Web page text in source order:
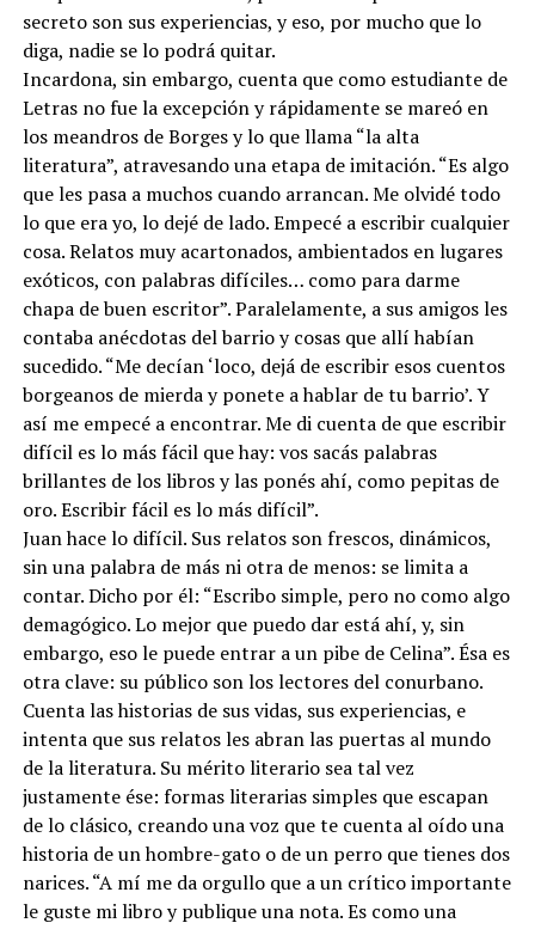
secreto son sus experiencias, y eso, por mucho que lo
diga, nadie se lo podrá quitar.
Incardona, sin embargo, cuenta que como estudiante de
Letras no fue la excepción y rápidamente se mareó en
los meandros de Borges y lo que llama “la alta
literatura”, atravesando una etapa de imitación. “Es algo
que les pasa a muchos cuando arrancan. Me olvidé todo
lo que era yo, lo dejé de lado. Empecé a escribir cualquier
cosa. Relatos muy acartonados, ambientados en lugares
exóticos, con palabras difíciles… como para darme
chapa de buen escritor”. Paralelamente, a sus amigos les
contaba anécdotas del barrio y cosas que allí habían
sucedido. “Me decían ‘loco, dejá de escribir esos cuentos
borgeanos de mierda y ponete a hablar de tu barrio’. Y
así me empecé a encontrar. Me di cuenta de que escribir
difícil es lo más fácil que hay: vos sacás palabras
brillantes de los libros y las ponés ahí, como pepitas de
oro. Escribir fácil es lo más difícil”.
Juan hace lo difícil. Sus relatos son frescos, dinámicos,
sin una palabra de más ni otra de menos: se limita a
contar. Dicho por él: “Escribo simple, pero no como algo
demagógico. Lo mejor que puedo dar está ahí, y, sin
embargo, eso le puede entrar a un pibe de Celina”. Ésa es
otra clave: su público son los lectores del conurbano.
Cuenta las historias de sus vidas, sus experiencias, e
intenta que sus relatos les abran las puertas al mundo
de la literatura. Su mérito literario sea tal vez
justamente ése: formas literarias simples que escapan
de lo clásico, creando una voz que te cuenta al oído una
historia de un hombre-gato o de un perro que tienes dos
narices. “A mí me da orgullo que a un crítico importante
le guste mi libro y publique una nota. Es como una